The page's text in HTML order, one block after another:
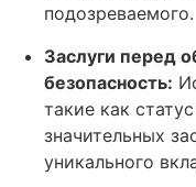
подозреваемого.
Заслуги перед
безопасность:
такие как
значительных
уникального